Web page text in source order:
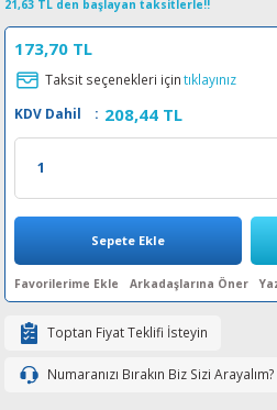
Ribon
CP
Pro
21,63 TL den başlayan taksitlerle!!
173,70 TL
Taksit seçenekleri içintıklayınız
KDV Dahil
: 208,44 TL
Sepete Ekle
Arkadaşlarına Öner
Toptan Fiyat Teklifi İsteyin
Numaranızı Bırakın Biz Sizi Arayalım?